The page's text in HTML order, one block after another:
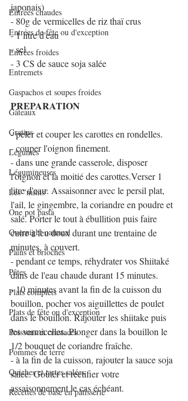
Entrées chaudes
Entrées de fête ou d'exception
Entrées froides
Entremets
Gaspachos et soupes froides
Gâteaux
Gratins
Légumes
Légumineuses
Les "minis"
One pot pasta
Overnight oatmeal
Pains et brioches
Pâtes
Plats complets
Plats de fête ou d'exception
Poissons et crustacés
Pommes de terre
Quiches et tartes salées
Recettes de base en pâtisserie
japonais)
- 80g de vermicelles de riz thaï crus
- 1 litre d'eau
- sel
- 3 CS de sauce soja salée
PREPARATION
- peler et couper les carottes en rondelles.
- couper l'oignon finement.
- dans une grande casserole, disposer
l'oignon et la moitié des carottes.Verser 1
litre d'eau. Assaisonner avec le persil plat,
l'ail, le gingembre, la coriandre en poudre et
salé. Porter le tout à ébullition puis faire
cuire à feu doux durant une trentaine de
minutes, à couvert.
- pendant ce temps, réhydrater vos Shiitaké
dans de l'eau chaude durant 15 minutes.
- 10 minutes avant la fin de la cuisson du
bouillon, pocher vos aiguillettes de poulet
dans le bouillon. Rajouter les shiitake puis
les vermicelles. Plonger dans la bouillon le
1/2 bouquet de coriandre fraîche.
- à la fin de la cuisson, rajouter la sauce soja
salée. Goûter et rectifier votre
assaisonnement le cas échéant.